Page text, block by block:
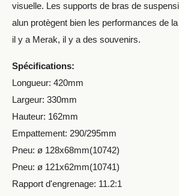
visuelle. Les supports de bras de
alun protègent bien les performances de
il y a Merak, il y a des souvenirs.
Spécifications:
Longueur: 420mm
Largeur: 330mm
Hauteur: 162mm
Empattement: 290/295mm
Pneu: ø 128x68mm(10742)
Pneu: ø 121x62mm(10741)
Rapport d'engrenage: 11.2:1